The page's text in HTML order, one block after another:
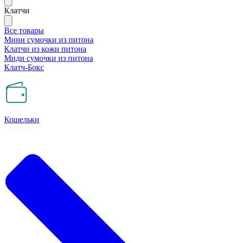
Клатчи
Все товары
Мини сумочки из питона
Клатчи из кожи питона
Миди сумочки из питона
Клатч-Бокс
Кошельки